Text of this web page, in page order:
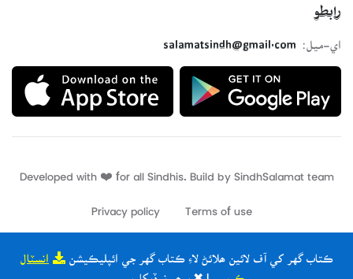
ڪتاب گهر کي آف لائين ھلائڻ لاءِ ڪتاب گهر جي ائپليڪيشن انسٽال
| ✖ ٻيھر نہ ڏيکاريو
رابطو
اي-ميل:
salamatsindh@gmail.com
Developed with ❤️ for all Sindhis. Build by SindhSalamat
Terms of use
Privacy policy